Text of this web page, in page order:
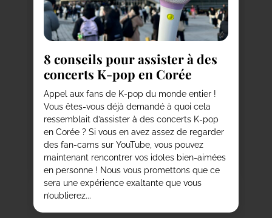
8 conseils pour assister à des
concerts K-pop en Corée
Appel aux fans de K-pop du monde entier !
Vous êtes-vous déjà demandé à quoi cela
ressemblait d’assister à des concerts K-pop
en Corée ? Si vous en avez assez de regarder
des fan-cams sur YouTube, vous pouvez
maintenant rencontrer vos idoles bien-aimées
en personne ! Nous vous promettons que ce
sera une expérience exaltante que vous
n’oublierez...